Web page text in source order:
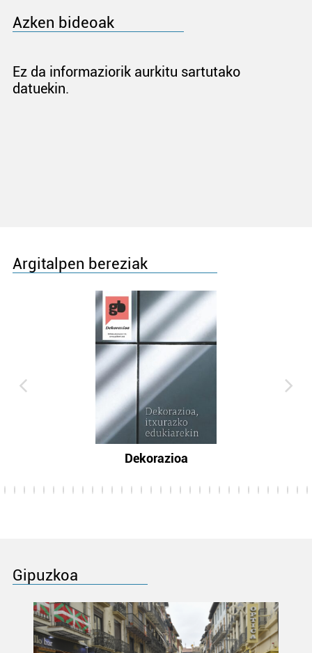
Azken bideoak
Ez da informaziorik aurkitu sartutako
datuekin.
Argitalpen bereziak
Dekorazioa
Gipuzkoa